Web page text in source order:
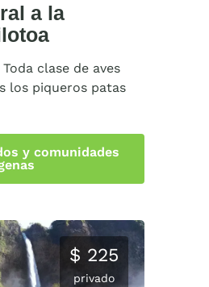
a la
clase de aves
los piqueros patas
y comunidades
$ 225
privado